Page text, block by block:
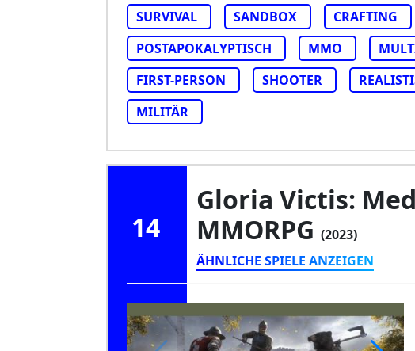
SURVIVAL
SANDBOX
CRAFTING
POSTAPOKALYPTISCH
MMO
FIRST-PERSON
SHOOTER
MILITÄR
14
Gloria Victis:
MMORPG (2023)
ÄHNLICHE SPIELE ANZEIGEN